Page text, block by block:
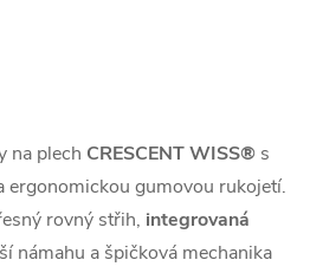
na plech CRESCENT WISS® s
ergonomickou gumovou rukojetí.
rovný střih, integrovaná
námahu a špičková mechanika